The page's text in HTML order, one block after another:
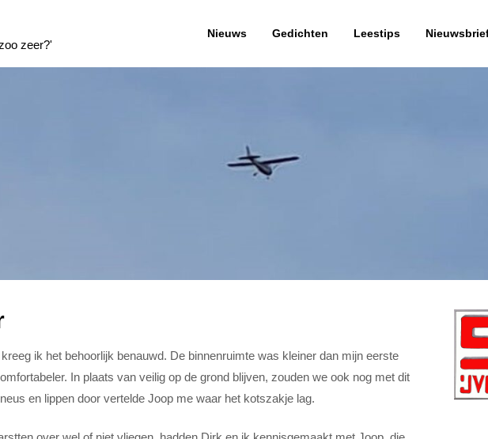
zeer?'
Nieuws Gedichten Leestips
ik het behoorlijk benauwd. De binnenruimte was kleiner dan mijn eerste
In plaats van veilig op de grond blijven, zouden we ook nog met dit
en lippen door vertelde Joop me waar het kotszakje lag.